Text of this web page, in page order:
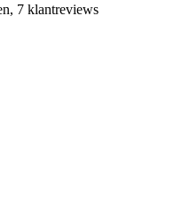
7 klantreviews